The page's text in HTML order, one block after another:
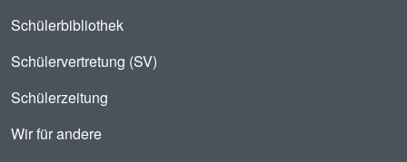
Schülerbibliothek
Schülervertretung (SV)
Schülerzeitung
Wir für andere